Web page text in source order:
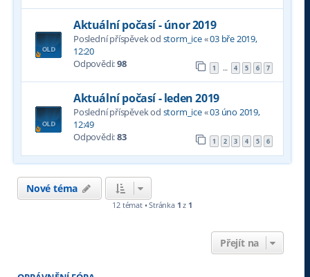
Aktuální počasí - únor 2019
Poslední příspěvek od storm_ice«03 bře 2019,
12:20
Odpovědi:98 1 … 4 5 6 7
Aktuální počasí - leden 2019
Poslední příspěvek od storm_ice«03 úno 2019,
12:49
Odpovědi:83 1 2 3 4 5 6
Nové téma
12 témat • Stránka 1 z 1
Přejít na